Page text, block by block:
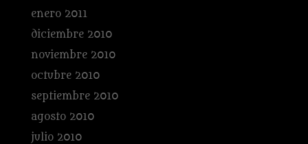
enero 2011
diciembre 2010
noviembre 2010
octubre 2010
septiembre 2010
agosto 2010
julio 2010